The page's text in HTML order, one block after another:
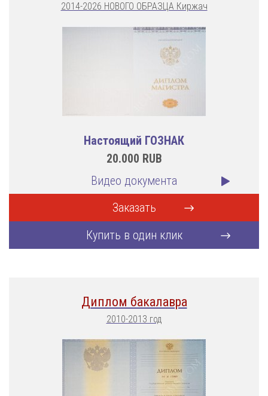
2014-2026 НОВОГО ОБРАЗЦА Киржач
Настоящий ГОЗНАК
20.000 RUB
Видео документа
Заказать
Купить в один клик
Диплом бакалавра
2010-2013 год